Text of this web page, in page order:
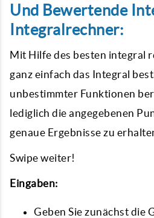
Und Bewertende
Integralrechner:
Mit Hilfe des besten integral
ganz einfach das Integral
unbestimmter Funktionen
lediglich die angegebenen
genaue Ergebnisse zu
Swipe weiter!
Eingaben:
Geben Sie zunächst die